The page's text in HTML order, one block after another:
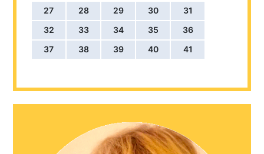
27 28 29 30
31
32
33 34 35
36
37
38 39 40 41